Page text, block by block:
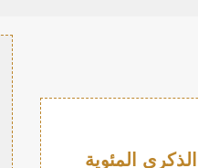
المئوية